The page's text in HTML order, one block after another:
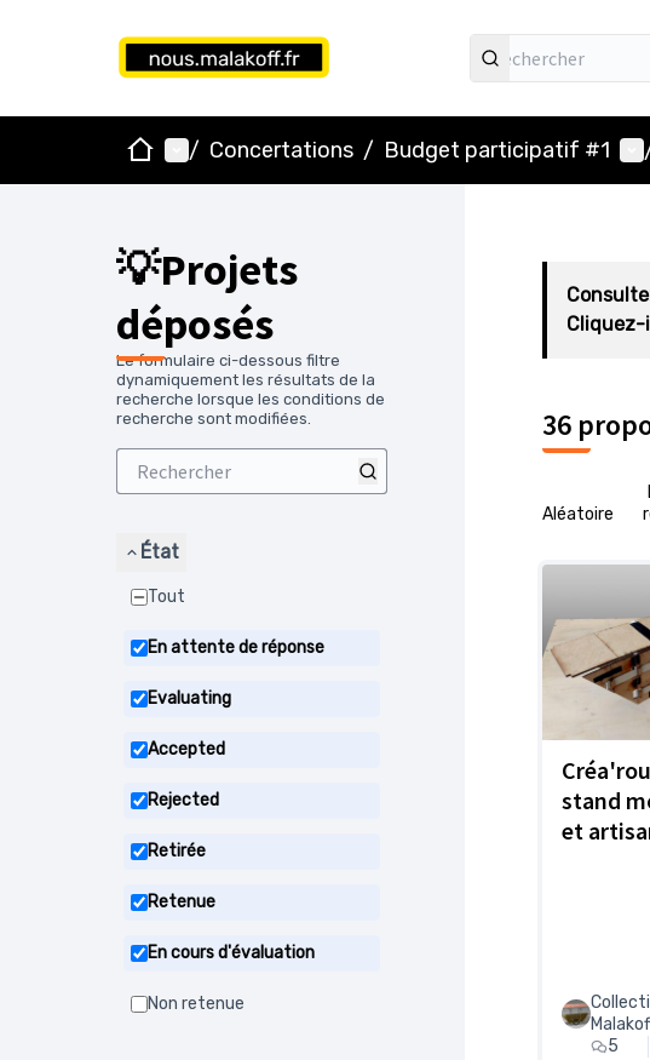
AccueilMenu principal
/ Concertations / Budget participatif #1
💡Projets
déposés
Le formulaire ci-dessous filtre
dynamiquement les résultats de la
recherche lorsque les conditions de
recherche sont modifiées.
État
Tout
En attente de réponse
Evaluating
Accepted
Rejected
Retirée
Retenue
En cours d'évaluation
Non retenue
Cliquez-
36
Aléatoire
stand
et
5